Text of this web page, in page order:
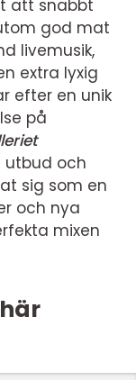
att snabbt
god mat
livemusik,
extra lyxig
efter en unik
på
utbud och
sig som en
och nya
mixen